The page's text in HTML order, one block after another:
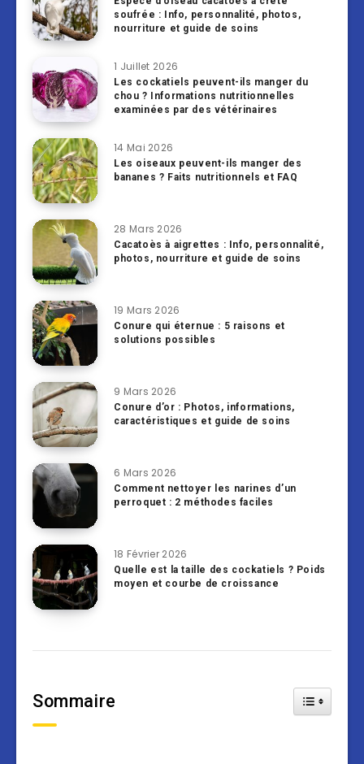
soufrée : Info, personnalité, photos,
nourriture et guide de soins
1 Juillet 2026
Les cockatiels peuvent-ils manger du
chou ? Informations nutritionnelles
examinées par des vétérinaires
14 Mai 2026
Les oiseaux peuvent-ils manger des
bananes ? Faits nutritionnels et FAQ
28 Mars 2026
Cacatoès à aigrettes : Info, personnalité,
photos, nourriture et guide de soins
19 Mars 2026
Conure qui éternue : 5 raisons et
solutions possibles
9 Mars 2026
Conure d’or : Photos, informations,
caractéristiques et guide de soins
6 Mars 2026
Comment nettoyer les narines d’un
perroquet : 2 méthodes faciles
18 Février 2026
Quelle est la taille des cockatiels ? Poids
moyen et courbe de croissance
Sommaire Toggle